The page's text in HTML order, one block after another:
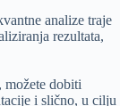
analize traje
rezultata,
možete dobiti
i slično, u cilju